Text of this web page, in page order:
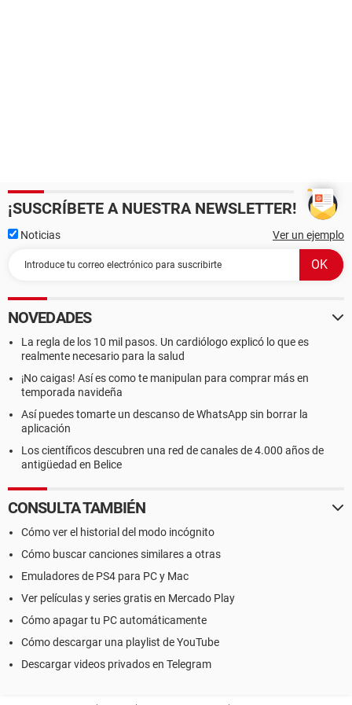
¡SUSCRÍBETE A NUESTRA NEWSLETTER!
Noticias Ver un ejemplo
NOVEDADES
La regla de los 10 mil pasos. Un cardiólogo explicó lo que es
realmente necesario para la salud
¡No caigas! Así es como te manipulan para comprar más en
temporada navideña
Así puedes tomarte un descanso de WhatsApp sin borrar la
aplicación
Los científicos descubren una red de canales de 4.000 años de
antigüedad en Belice
CONSULTA TAMBIÉN
Cómo ver el historial del modo incógnito
Cómo buscar canciones similares a otras
Emuladores de PS4 para PC y Mac
Ver películas y series gratis en Mercado Play
Cómo apagar tu PC automáticamente
Cómo descargar una playlist de YouTube
Descargar videos privados en Telegram